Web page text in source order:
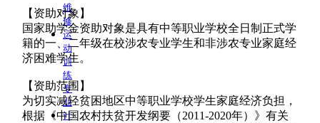
维
修
运
动
训
练
专
业
计
【资助对象】
国家助学金资助对象是具有中等职业学校全日制正式学
籍的一、二年级在校涉农专业学生和非涉农专业家庭经
济困难学生。
【资助范围】
为切实减轻贫困地区中等职业学校学生家庭经济负担，
根据《中国农村扶贫开发纲要（2011-2020年）》有关